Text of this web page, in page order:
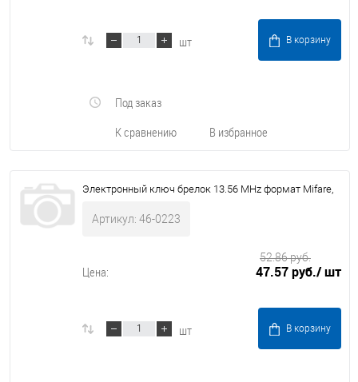
шт В корзину
К сравнению В избранное
Под заказ
Электронный ключ брелок 13.56 MHz формат Mifare,
Артикул: 46-0223
Цена: 47.57 руб./ шт
52.86 руб.
шт В корзину